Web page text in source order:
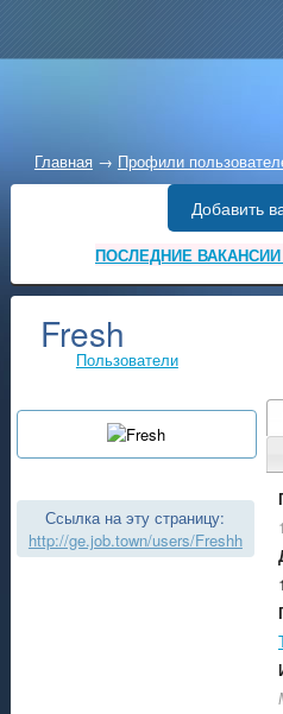
Главная → Профили
Добавить
ПОСЛЕДНИЕ ВАКАНСИИ
Пользователи
Fresh
Ссылка на эту страницу:
http://ge.job.town/users/Freshh